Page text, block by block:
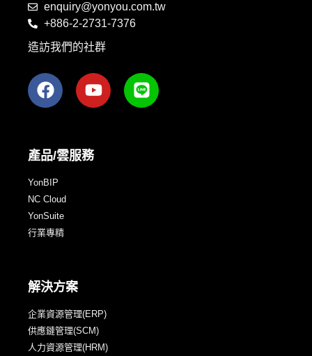
enquiry@yonyou.com.tw
+886-2-2731-7376
造訪我們的社群
產品/雲服務
YonBIP
NC Cloud
YonSuite
行業專精
解決方案
企業資源管理(ERP)
供應鏈管理(SCM)
人力資源管理(HRM)